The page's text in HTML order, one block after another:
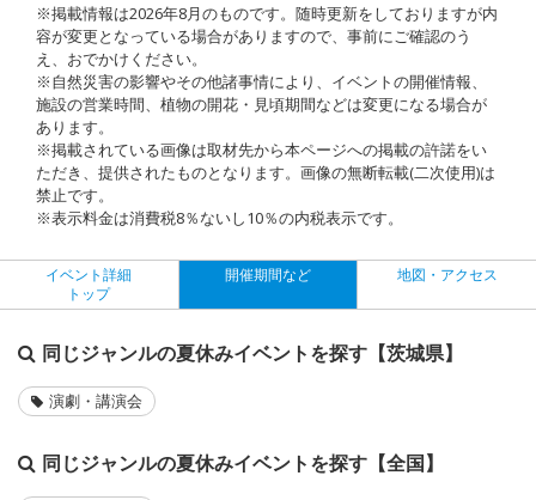
※掲載情報は2026年8月のものです。随時更新をしておりますが内
容が変更となっている場合がありますので、事前にご確認のう
え、おでかけください。
※自然災害の影響やその他諸事情により、イベントの開催情報、
施設の営業時間、植物の開花・見頃期間などは変更になる場合が
あります。
※掲載されている画像は取材先から本ページへの掲載の許諾をい
ただき、提供されたものとなります。画像の無断転載(二次使用)は
禁止です。
※表示料金は消費税8％ないし10％の内税表示です。
イベント詳細
トップ
開催期間など 地図・アクセス
同じジャンルの夏休みイベントを探す【茨城県】
演劇・講演会
同じジャンルの夏休みイベントを探す【全国】